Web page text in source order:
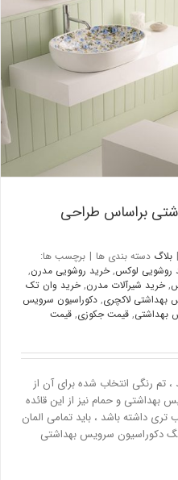
طراحی مینیمال
براساس طراحی
دسته بندی ها
برچسب ها:
لوکس,خرید روشویی مدرن,
شیرآلات مدرن,خرید وان تک
لاکچری,دکوراسیون سرویس
,قیمت جکوزی,قیمت
رنگی انتخاب شده برای آن از
و حمام نیز از این قائده
داشته باشد ، باید تمامی المان
سرویس بهداشتی